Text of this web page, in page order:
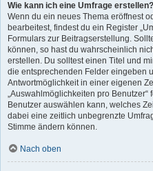
Wie kann ich eine Umfrage erstellen?
Wenn du ein neues Thema eröffnest
bearbeitest, findest du ein Register
Formulars zur Beitragserstellung.
können, so hast du wahrscheinlich
erstellen. Du solltest einen Titel und
die entsprechenden Felder eingeben
Antwortmöglichkeit in einer eigenen
„Auswahlmöglichkeiten pro
Benutzer auswählen kann, welches
dabei eine zeitlich unbegrenzte
Stimme ändern können.
Nach oben